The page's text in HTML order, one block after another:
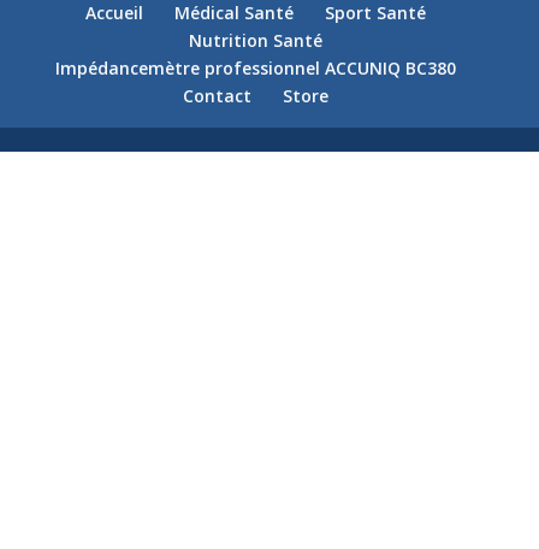
Accueil Médical Santé
Sport Santé
Nutrition Santé
Impédancemètre professionnel ACCUNIQ BC380
Contact
Store